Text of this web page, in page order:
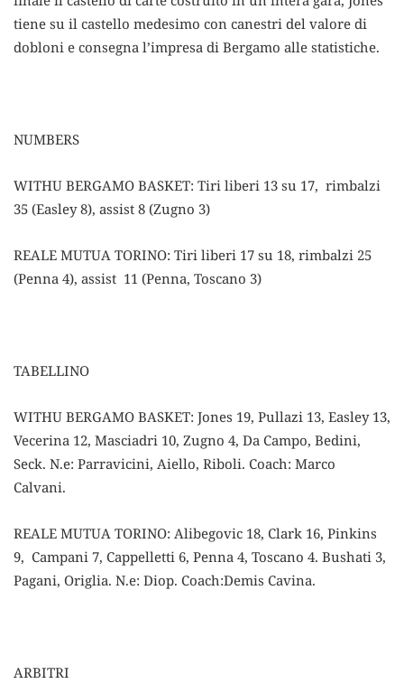
tiene su il castello medesimo con canestri del valore di
dobloni e consegna l’impresa di Bergamo alle statistiche.
NUMBERS
WITHU BERGAMO BASKET: Tiri liberi 13 su 17, rimbalzi
35 (Easley 8), assist 8 (Zugno 3)
REALE MUTUA TORINO: Tiri liberi 17 su 18, rimbalzi 25
(Penna 4), assist 11 (Penna, Toscano 3)
TABELLINO
WITHU BERGAMO BASKET: Jones 19, Pullazi 13, Easley 13,
Vecerina 12, Masciadri 10, Zugno 4, Da Campo, Bedini,
Seck. N.e: Parravicini, Aiello, Riboli. Coach: Marco
Calvani.
REALE MUTUA TORINO: Alibegovic 18, Clark 16, Pinkins
9, Campani 7, Cappelletti 6, Penna 4, Toscano 4. Bushati 3,
Pagani, Origlia. N.e: Diop. Coach:Demis Cavina.
ARBITRI